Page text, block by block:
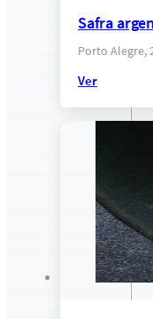
Safra
Porto Alegre,
Ver